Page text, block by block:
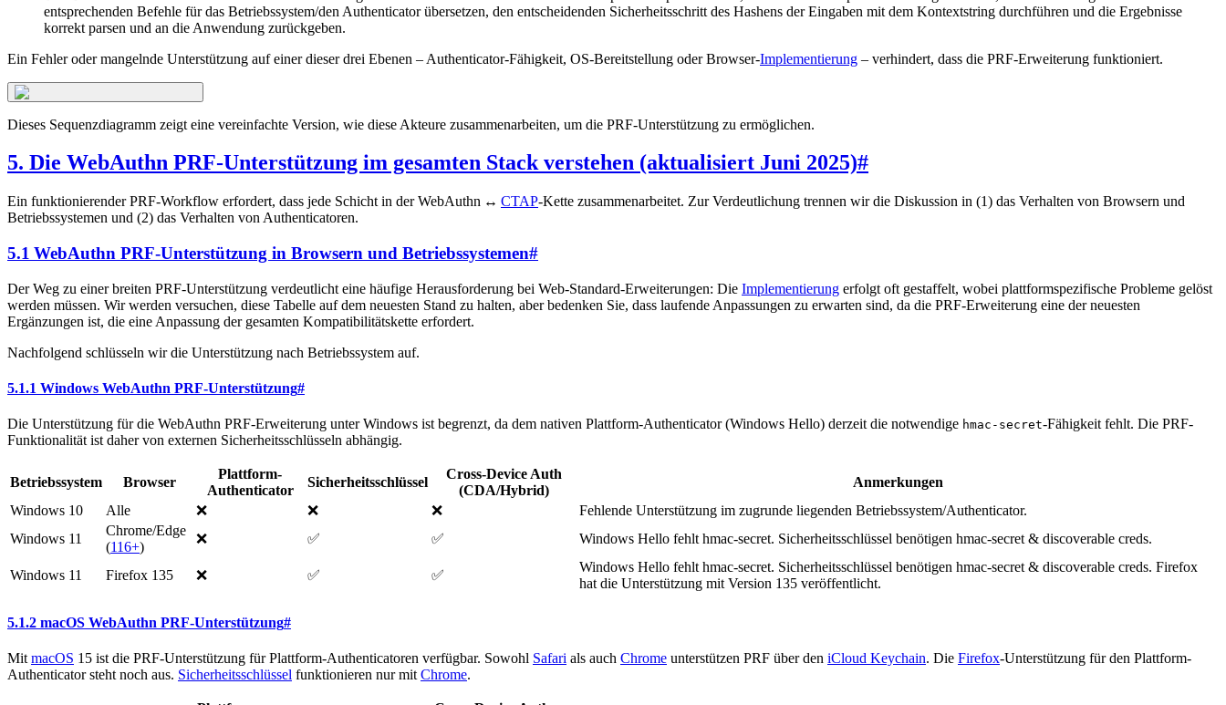
entsprechenden Befehle für das Betriebssystem/den Authenticator übersetzen, den entscheidenden Sicherheitsschritt des Hashens der Eingaben mit dem Kontextstring durchführen und die Ergebnisse
korrekt parsen und an die Anwendung zurückgeben.
Ein Fehler oder mangelnde Unterstützung auf einer dieser drei Ebenen – Authenticator-Fähigkeit, OS-Bereitstellung oder Browser-Implementierung – verhindert, dass die PRF-Erweiterung funktioniert.
Dieses Sequenzdiagramm zeigt eine vereinfachte Version, wie diese Akteure zusammenarbeiten, um die PRF-Unterstützung zu ermöglichen.
5. Die WebAuthn PRF-Unterstützung im gesamten Stack verstehen (aktualisiert Juni 2025)#
Ein funktionierender PRF-Workflow erfordert, dass jede Schicht in der WebAuthn ↔ CTAP-Kette zusammenarbeitet. Zur Verdeutlichung trennen wir die Diskussion in (1) das Verhalten von Browsern und
Betriebssystemen und (2) das Verhalten von Authenticatoren.
5.1 WebAuthn PRF-Unterstützung in Browsern und Betriebssystemen#
Der Weg zu einer breiten PRF-Unterstützung verdeutlicht eine häufige Herausforderung bei Web-Standard-Erweiterungen: Die Implementierung erfolgt oft gestaffelt, wobei plattformspezifische Probleme gelöst
werden müssen. Wir werden versuchen, diese Tabelle auf dem neuesten Stand zu halten, aber bedenken Sie, dass laufende Anpassungen zu erwarten sind, da die PRF-Erweiterung eine der neuesten
Ergänzungen ist, die eine Anpassung der gesamten Kompatibilitätskette erfordert.
Nachfolgend schlüsseln wir die Unterstützung nach Betriebssystem auf.
5.1.1 Windows WebAuthn PRF-Unterstützung#
Die Unterstützung für die WebAuthn PRF-Erweiterung unter Windows ist begrenzt, da dem nativen Plattform-Authenticator (Windows Hello) derzeit die notwendige hmac-secret-Fähigkeit fehlt. Die PRF-
Funktionalität ist daher von externen Sicherheitsschlüsseln abhängig.
Betriebssystem Browser
Plattform-
Authenticator
Sicherheitsschlüssel
Cross-Device Auth
(CDA/Hybrid)
Anmerkungen
Windows 10
Alle ❌ ❌ ❌
Fehlende Unterstützung im zugrunde liegenden Betriebssystem/Authenticator.
Windows 11
Chrome/Edge
(116+)
❌ ✅ ✅ Windows Hello fehlt hmac-secret. Sicherheitsschlüssel benötigen hmac-secret & discoverable creds.
Windows 11 Firefox 135 ❌ ✅ ✅
Windows Hello fehlt hmac-secret. Sicherheitsschlüssel benötigen hmac-secret & discoverable creds. Firefox
hat die Unterstützung mit Version 135 veröffentlicht.
5.1.2 macOS WebAuthn PRF-Unterstützung#
Mit macOS 15 ist die PRF-Unterstützung für Plattform-Authenticatoren verfügbar. Sowohl Safari als auch Chrome unterstützen PRF über den iCloud Keychain. Die Firefox-Unterstützung für den Plattform-
Authenticator steht noch aus. Sicherheitsschlüssel funktionieren nur mit Chrome.